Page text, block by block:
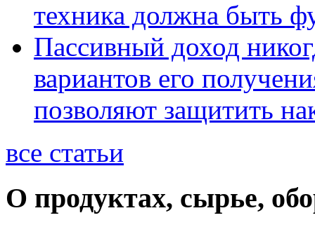
техника должна быть
Пассивный доход
вариантов его
позволяют защитить
все статьи
О продуктах, сырье,